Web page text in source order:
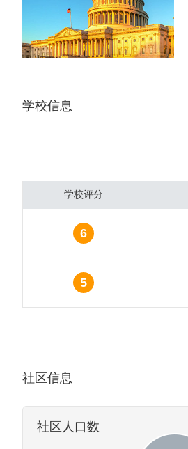
学校信息
学校评分
6
5
社区信息
社区人口数